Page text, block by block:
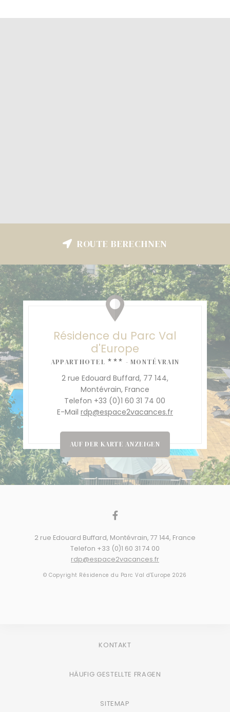
ROUTE BERECHNEN
Résidence du Parc Val
d'Europe
APPARTHOTEL ★★★ - MONTÉVRAIN
2 rue Edouard Buffard, 77 144,
Montévrain, France
Telefon +33 (0)1 60 31 74 00
E-Mail rdp@espace2vacances.fr
AUF DER KARTE ANZEIGEN
2 rue Edouard Buffard, Montévrain, 77 144, France
Telefon +33 (0)1 60 31 74 00
rdp@espace2vacances.fr
© Copyright Résidence du Parc Val d'Europe 2026
KONTAKT
HÄUFIG GESTELLTE FRAGEN
SITEMAP